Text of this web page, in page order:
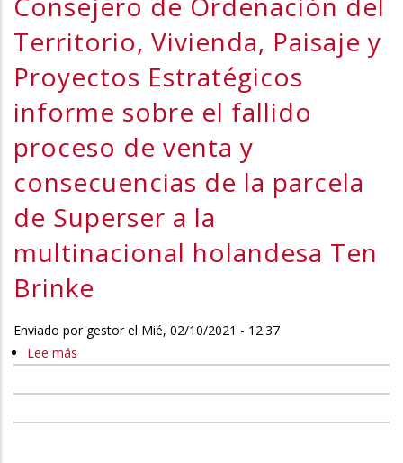
a
la
navegación
Territorio, Vivienda, Paisaje y
Proyectos Estratégicos
informe sobre el fallido
proceso de venta y
consecuencias de la parcela
de Superser a la
multinacional holandesa Ten
Brinke
Enviado por gestorel Mié, 02/10/2021 - 12:37
Lee más
21/COM-
00029.
PRÁCTICAS NO LABORALES
PARA INGENIERÍA
AGROALIMENTARIA Y DEL
MEDIO RURAL, AGRÍCOLA,
AGRÓNOMA O
ESPECIALISTA EN GESTIÓN
CINEGÉTICA